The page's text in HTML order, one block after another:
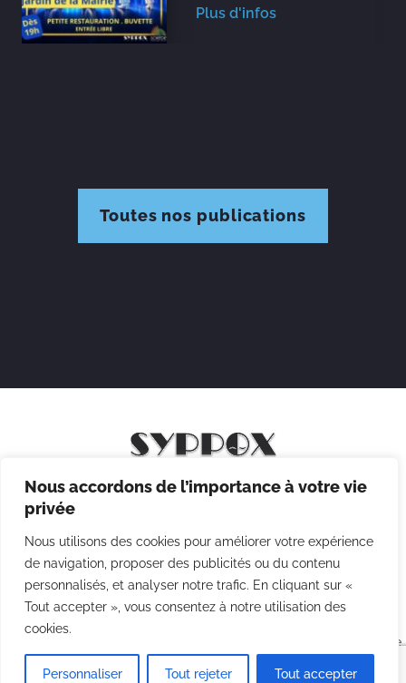
Nous accordons de l’importance à votre vie
privée
Nous utilisons des cookies pour améliorer votre expérience
de navigation, proposer des publicités ou du contenu
personnalisés, et analyser notre trafic. En cliquant sur «
Tout accepter », vous consentez à notre utilisation des
cookies.
Personnaliser Tout rejeter Tout accepter
Plus d'infos
Toutes nos publications
Mentions légales
Politique des cookies
CGV
Agence
Point Com